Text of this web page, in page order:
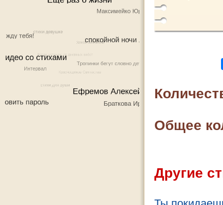
Общее
Другие